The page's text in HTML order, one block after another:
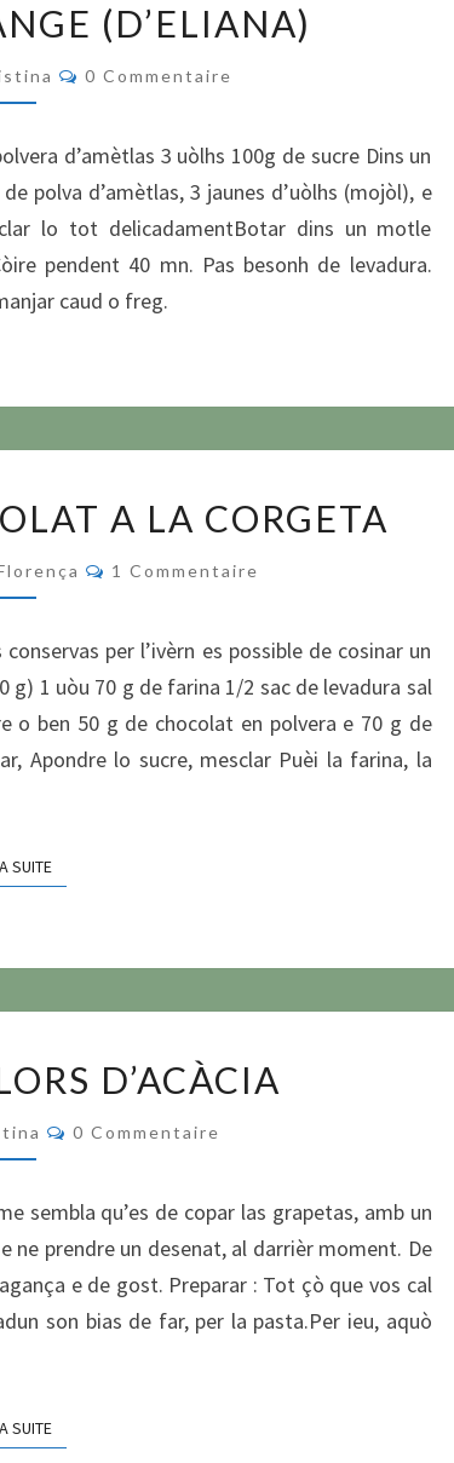
CÒCA
A
L’IRANGE
(D’ELIANA)
Commentaires
0 Commentaire
d’amètlas 3 uòlhs 100g de sucre Dins un
polva d’amètlas, 3 jaunes d’uòlhs (mojòl), e
lo tot delicadamentBotar dins un motle
pendent 40 mn. Pas besonh de levadura.
caud o freg.
AL
CHOCOLAT
A
CORGETA
A LA CORGETA
Commentaires
1 Commentaire
per l’ivèrn es possible de cosinar un
1 uòu 70 g de farina 1/2 sac de levadura sal
o ben 50 g de chocolat en polvera e 70 g de
Apondre lo sucre, mesclar Puèi la farina, la
SUITELIRE LA SUITE
DE
FLORS
D’ACÀCIA
D’ACÀCIA
Commentaires
0 Commentaire
sembla qu’es de copar las grapetas, amb un
ne prendre un desenat, al darrièr moment. De
e de gost. Preparar : Tot çò que vos cal
son bias de far, per la pasta.Per ieu, aquò
SUITELIRE LA SUITE